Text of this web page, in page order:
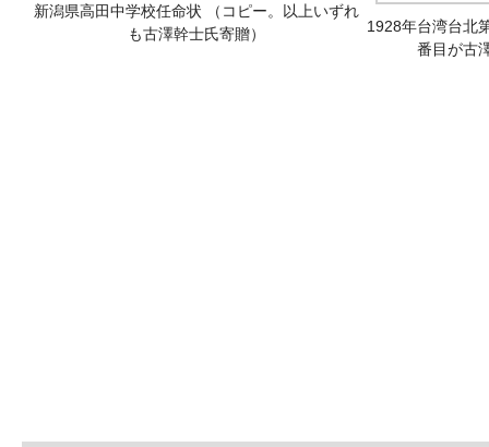
新潟県高田中学校任命状 （コピー。以上いずれ
も古澤幹士氏寄贈）
1928年台湾台北
番目が古